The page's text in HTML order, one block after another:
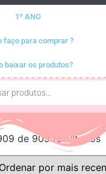
1º ANO
faço para comprar ?
baixar os produtos?
de 909 resultados